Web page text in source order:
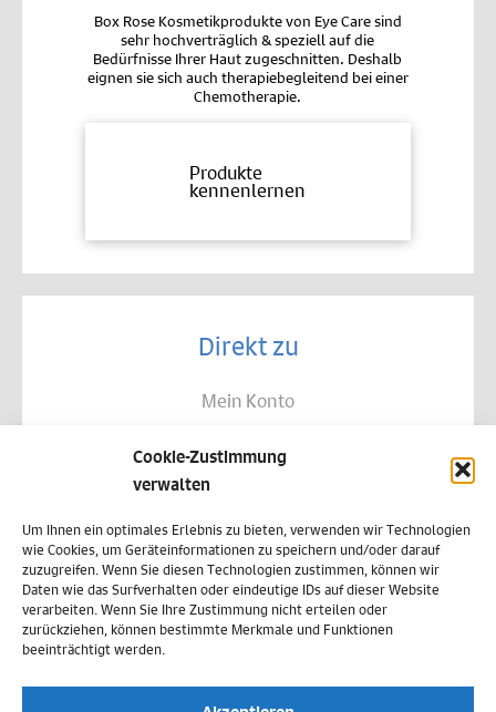
Cookie-Zustimmung
verwalten
Um Ihnen ein optimales Erlebnis zu bieten, verwenden wir Technologien
wie Cookies, um Geräteinformationen zu speichern und/oder darauf
zuzugreifen. Wenn Sie diesen Technologien zustimmen, können wir
Daten wie das Surfverhalten oder eindeutige IDs auf dieser Website
verarbeiten. Wenn Sie Ihre Zustimmung nicht erteilen oder
zurückziehen, können bestimmte Merkmale und Funktionen
beeinträchtigt werden.
Box Rose Kosmetikprodukte von Eye Care sind
sehr hochverträglich & speziell auf die
Bedürfnisse Ihrer Haut zugeschnitten. Deshalb
eignen sie sich auch therapiebegleitend bei einer
Chemotherapie.
Produkte
kennenlernen
Direkt zu
Mein Konto
Allgemeine Geschäftsbedingungen
Datenschutz
Widerruf
Zahlungsweisen
Versand & Lieferung